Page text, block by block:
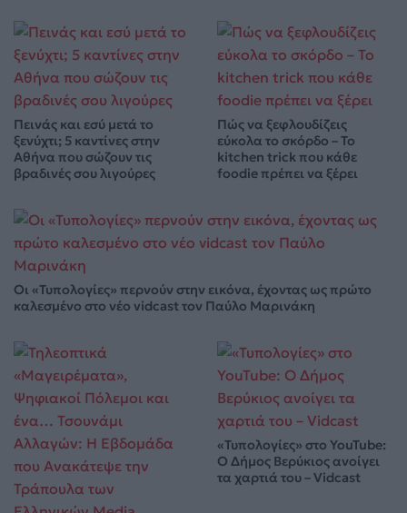
Πεινάς και εσύ μετά το
ξενύχτι; 5 καντίνες στην
Αθήνα που σώζουν τις
βραδινές σου λιγούρες
Πώς να ξεφλουδίζεις
εύκολα το σκόρδο – Το
kitchen trick που κάθε
foodie πρέπει να ξέρει
Οι «Τυπολογίες» περνούν στην εικόνα, έχοντας ως πρώτο
καλεσμένο στο νέο vidcast τον Παύλο Μαρινάκη
«Τυπολογίες» στο YouTube:
Ο Δήμος Βερύκιος ανοίγει
τα χαρτιά του – Vidcast